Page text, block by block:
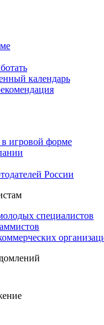
календарь
игровой форме
России
специалистов